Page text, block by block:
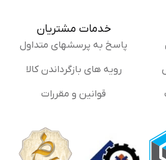
خدمات مشتریان
پاسخ به پرسشهای متداول
رویه های بازگرداندن کالا
قوانین و مقررات